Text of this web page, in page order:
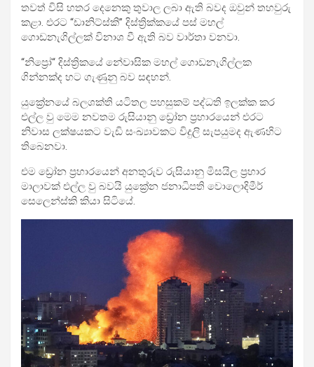
තවත් විසි හතර දෙනෙකු තුවාල ලබා ඇති බවද ඔවුන් තහවුරු
කළා. එරට “ඩානිට්ස්කි” දිස්ත්‍රික්කයේ පස් මහල්
ගොඩනැගිල්ලක් විනාශ වී ඇති බව වාර්තා වනවා.
“නිප්‍රෝ“ දිස්ත්‍රිකයේ නේවාසික මහල් ගොඩනැගිල්ලක
ගින්නක්ද හට ගැණුනු බව සඳහන්.
යුක්‍රේනයේ බලශක්ති යටිතල පහසුකම් පද්ධති ඉලක්ක කර
එල්ල වු මෙම නවතම රුසියානු ඩ්‍රෝන ප්‍රහාරයෙන් එරට
නිවාස ලක්ෂයකට වැඩි සංඛ්‍යාවකට විදුලි සැපයුමද ඇණහිට
තිබෙනවා.
එම ඩ්‍රෝන ප්‍රහාරයෙන් අනතුරුව රුසියානු මිසයිල ප්‍රහාර
මාලාවක් එල්ල වු බවයි යුක්‍රේන ජනාධිපති වොලොදිමීර්
සෙලෙන්ස්කි කියා සිටියේ.